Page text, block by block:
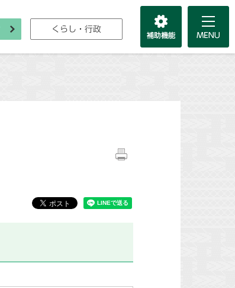
くらし・行政